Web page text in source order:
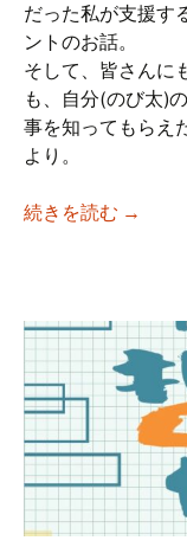
だった私が支援す
ントのお話。
そして、皆さんに
も、自分(のび太)
事を知ってもらえ
より。
続きを読む 【iso
→